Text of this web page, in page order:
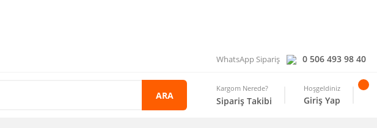
WhatsApp Sipariş 0 506 493 98 40
ARA
Kargom Nerede?
Sipariş Takibi
Hoşgeldiniz
Giriş Yap